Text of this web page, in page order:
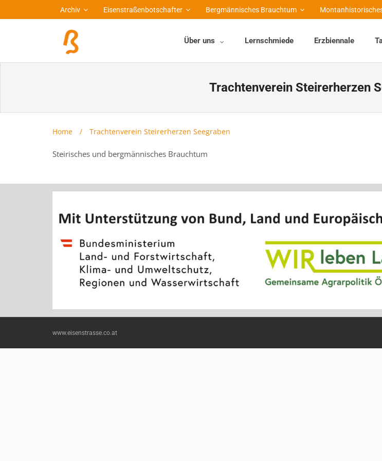
Archiv Eisenstraßenbotschafter Bergmännisches Brauchtum
Über uns Lernschmiede Erzbiennale
Trachtenverein Steirerherzen
Home / Trachtenverein Steirerherzen Seegraben
Steirisches und bergmännisches Brauchtum
www.eisenstrasse.co.at